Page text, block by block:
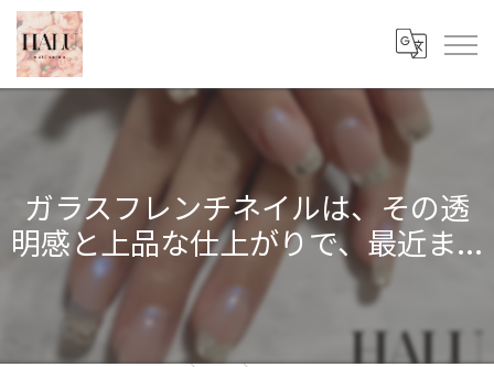
ガラスフレンチネイルは、その透
明感と上品な仕上がりで、最近ま...